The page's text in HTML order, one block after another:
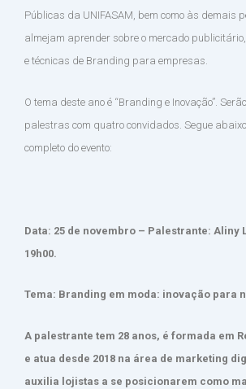
Públicas da UNIFASAM, bem como às demais
almejam aprender sobre o mercado
e técnicas de Branding para empresas.
O tema deste ano é “Branding e Inovação”.
palestras com quatro convidados. Segue
completo do evento:
Data: 25 de novembro – Palestrante: Aliny
19h00.
Tema: Branding em moda: inovação para
A palestrante tem 28 anos, é formada em
e atua desde 2018 na área de marketing
auxilia lojistas a se posicionarem como